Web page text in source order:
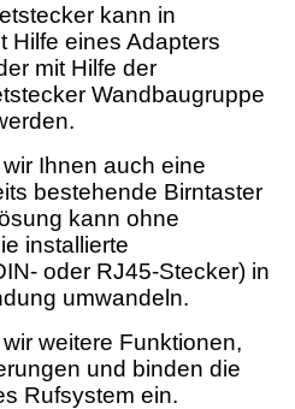
kann in
Hilfe eines Adapters
mit Hilfe der
Wandbaugruppe
Ihnen auch eine
bestehende Birntaster
kann ohne
installierte
oder RJ45-Stecker) in
umwandeln.
weitere Funktionen,
und binden die
Rufsystem ein.